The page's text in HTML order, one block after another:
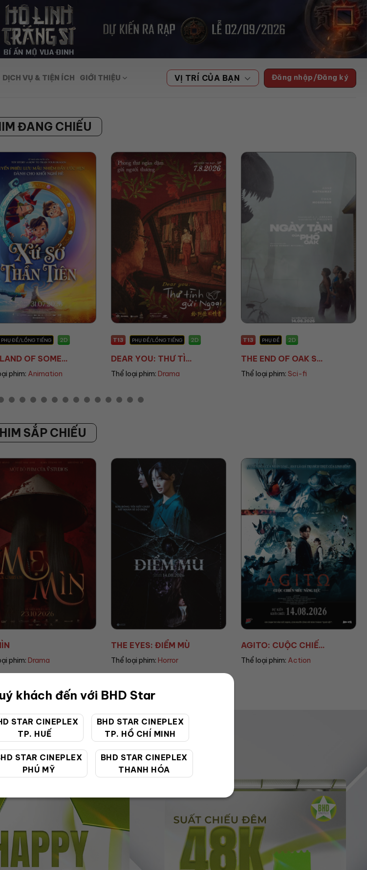
khách đến với BHD Star
STAR CINEPLEX
TP. HUẾ
BHD STAR CINEPLEX
TP. HỒ CHÍ MINH
STAR CINEPLEX
PHÚ MỸ
BHD STAR CINEPLEX
THANH HÓA
DỊCH VỤ & TIỆN ÍCH GIỚI THIỆU VỊ TRÍ CỦA BẠN Đăng nhập/Đăng ký
ĐANG CHIẾU
PHỤ ĐỀ/LỒNG TIẾNG 2D
OF SOME...
phim: Animation
T13 PHỤ ĐỀ/LỒNG TIẾNG 2D
DEAR YOU: THƯ TÌ...
Thể loại phim: Drama
T13 PHỤ ĐỀ 2D
THE END OF OAK S...
Thể loại phim: Sci-fi
SẮP CHIẾU
phim: Drama
THE EYES: ĐIỂM MÙ
Thể loại phim: Horror
AGITO: CUỘC CHIẾ...
Thể loại phim: Action
ĐÃI ĐẶC BIỆT